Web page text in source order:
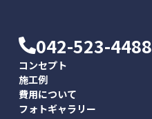
042-523-4488
コンセプト
施工例
費用について
フォトギャラリー